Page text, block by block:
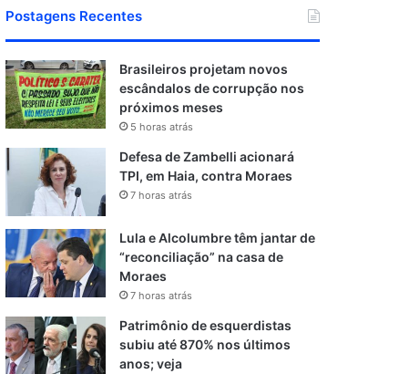
Postagens Recentes
Brasileiros projetam novos
escândalos de corrupção nos
próximos meses
5 horas atrás
Defesa de Zambelli acionará
TPI, em Haia, contra Moraes
7 horas atrás
Lula e Alcolumbre têm jantar de
“reconciliação” na casa de
Moraes
7 horas atrás
Patrimônio de esquerdistas
subiu até 870% nos últimos
anos; veja